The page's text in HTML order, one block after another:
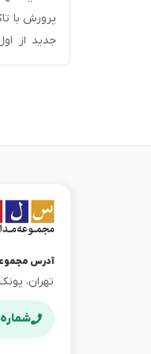
پرورش با
جدید از
شروع منظم
آدرس
تهران،
شماره